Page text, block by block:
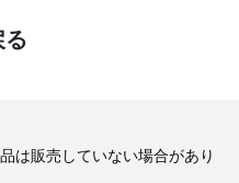
る
は販売していない場合があり